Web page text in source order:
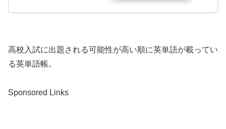
高校入試に出題される可能性が高い順に英単語が載ってい
る英単語帳。
Sponsored Links